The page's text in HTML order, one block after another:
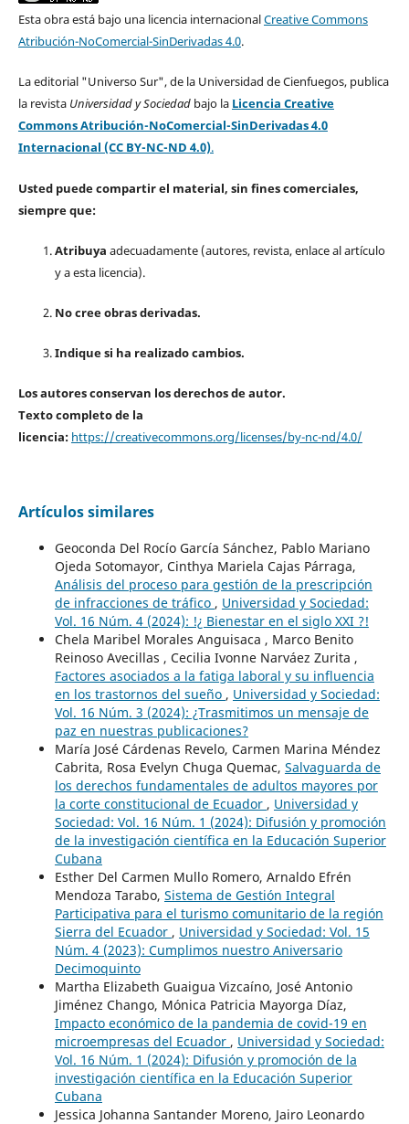
Esta obra está bajo una licencia internacionalCreative Commons
Atribución-NoComercial-SinDerivadas 4.0.
La editorial "Universo Sur", de la Universidad de Cienfuegos, publica
la revista Universidad y Sociedad bajo la Licencia Creative
Commons Atribución-NoComercial-SinDerivadas 4.0
Internacional (CC BY-NC-ND 4.0).
Usted puede compartir el material, sin fines comerciales,
siempre que:
Atribuya adecuadamente (autores, revista, enlace al artículo
y a esta licencia).
No cree obras derivadas.
Indique si ha realizado cambios.
Los autores conservan los derechos de autor.
Texto completo de la
licencia: https://creativecommons.org/licenses/by-nc-nd/4.0/
Artículos similares
Geoconda Del Rocío García Sánchez, Pablo Mariano
Ojeda Sotomayor, Cinthya Mariela Cajas Párraga,
Análisis del proceso para gestión de la prescripción
de infracciones de tráfico , Universidad y Sociedad:
Vol. 16 Núm. 4 (2024): !¿ Bienestar en el siglo XXI ?!
Chela Maribel Morales Anguisaca , Marco Benito
Reinoso Avecillas , Cecilia Ivonne Narváez Zurita ,
Factores asociados a la fatiga laboral y su influencia
en los trastornos del sueño , Universidad y Sociedad:
Vol. 16 Núm. 3 (2024): ¿Trasmitimos un mensaje de
paz en nuestras publicaciones?
María José Cárdenas Revelo, Carmen Marina Méndez
Cabrita, Rosa Evelyn Chuga Quemac, Salvaguarda de
los derechos fundamentales de adultos mayores por
la corte constitucional de Ecuador , Universidad y
Sociedad: Vol. 16 Núm. 1 (2024): Difusión y promoción
de la investigación científica en la Educación Superior
Cubana
Esther Del Carmen Mullo Romero, Arnaldo Efrén
Mendoza Tarabo, Sistema de Gestión Integral
Participativa para el turismo comunitario de la región
Sierra del Ecuador , Universidad y Sociedad: Vol. 15
Núm. 4 (2023): Cumplimos nuestro Aniversario
Decimoquinto
Martha Elizabeth Guaigua Vizcaíno, José Antonio
Jiménez Chango, Mónica Patricia Mayorga Díaz,
Impacto económico de la pandemia de covid-19 en
microempresas del Ecuador , Universidad y Sociedad:
Vol. 16 Núm. 1 (2024): Difusión y promoción de la
investigación científica en la Educación Superior
Cubana
Jessica Johanna Santander Moreno, Jairo Leonardo